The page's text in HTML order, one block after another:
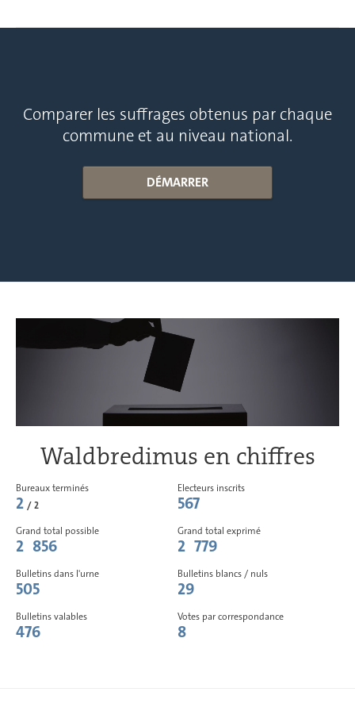
Comparer les suffrages obtenus par chaque
commune et au niveau national.
DÉMARRER
Waldbredimus en chiffres
Bureaux terminés
2 / 2
Electeurs inscrits
567
Grand total possible
2 856
Grand total exprimé
2 779
Bulletins dans l'urne
505
Bulletins blancs / nuls
29
Bulletins valables
476
Votes par correspondance
8